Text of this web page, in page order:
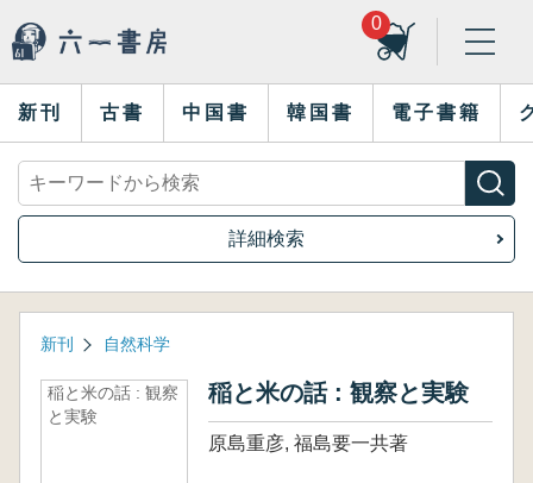
0
新刊 古書 中国書 韓国書 電子書籍
詳細検索
新刊 自然科学
稲と米の話 : 観察
と実験
稲と米の話 : 観察と実験
原島重彦, 福島要一共著